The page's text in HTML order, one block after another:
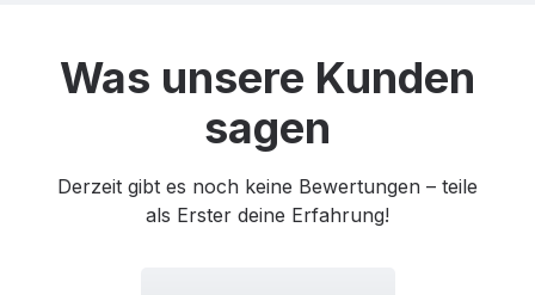
Was unsere Kunden
sagen
Derzeit gibt es noch keine Bewertungen – teile
als Erster deine Erfahrung!